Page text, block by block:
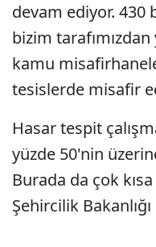
devam ediyor. 430
bizim tarafımızdan
kamu
tesislerde misafir
Hasar tespit
yüzde 50'nin
Burada da çok
Şehircilik